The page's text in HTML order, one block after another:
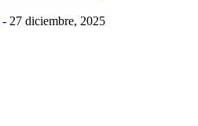
- 27 diciembre, 2025